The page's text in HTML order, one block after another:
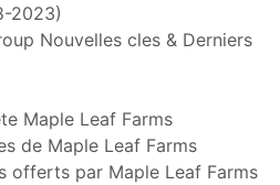
2023)
Nouvelles cles & Derniers
Maple Leaf Farms
de Maple Leaf Farms
offerts par Maple Leaf Farms